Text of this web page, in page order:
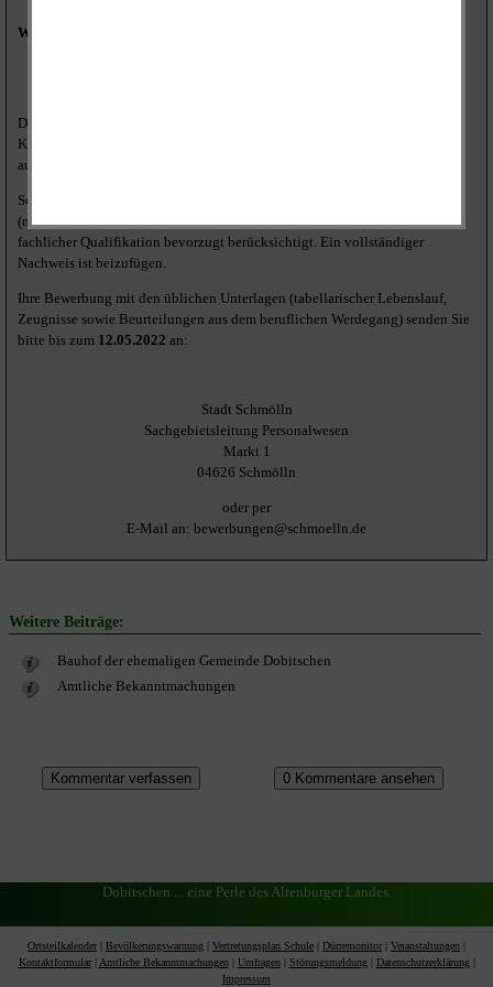
Wünschenswert sind:
Die Stelle ist mit der Entgeltgruppe E 4 TVöD, befristet als
Krankheitsvertretung, mit einer wöchentlichen Arbeitszeit von 30 Stunden
ausgewiesen.
Schwerbehinderte und ihnen gleichgestellte Bewerber
(männlich/weiblich/divers) werden bei gleicher Eignung, Befähigung und
fachlicher Qualifikation bevorzugt berücksichtigt. Ein vollständiger
Nachweis ist beizufügen.
Ihre Bewerbung mit den üblichen Unterlagen (tabellarischer Lebenslauf,
Zeugnisse sowie Beurteilungen aus dem beruflichen Werdegang) senden Sie
bitte bis zum 12.05.2022 an:
Stadt Schmölln
Sachgebietsleitung Personalwesen
Markt 1
04626 Schmölln
oder per
E-Mail an: bewerbungen@schmoelln.de
Weitere Beiträge:
Bauhof der ehemaligen Gemeinde Dobitschen
Amtliche Bekanntmachungen
Dobitschen ... eine Perle des Altenburger Landes.
Ortsteilkalender Bevölkerungswarnung Vertretungsplan Schule Dürremonitor Veranstaltungen
Kontaktformular| Amtliche Bekanntmachungen Umfragen Störungsmeldung Datenschutzerklärung
Impressum